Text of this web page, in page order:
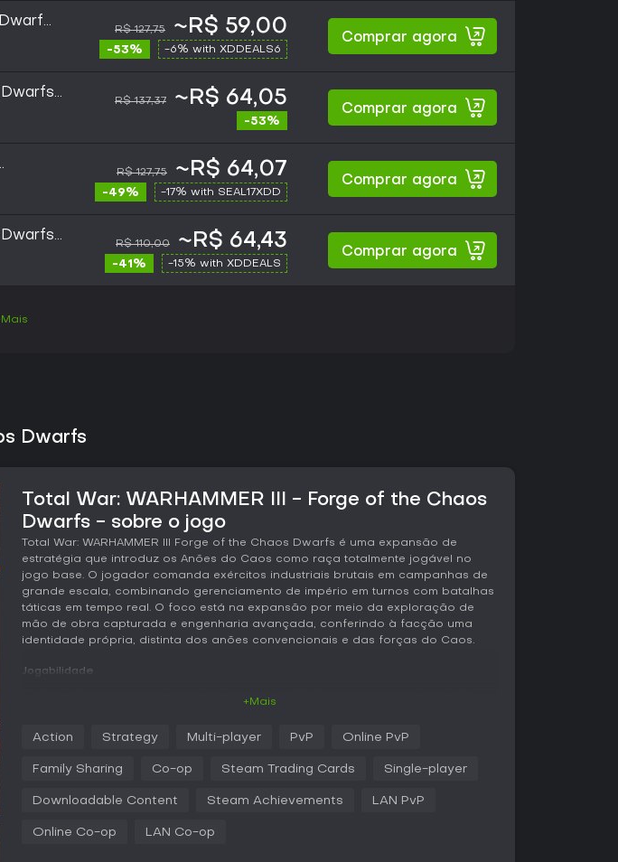
R$ 127,75 ~R$ 59,00
-53% -6% with XDDEALS6
Comprar agora
Dwarfs
R$ 137,37 ~R$ 64,05
-53%
Comprar agora
R$ 127,75 ~R$ 64,07
-49% -17% with SEAL17XDD
Comprar agora
Dwarfs
R$ 110,00 ~R$ 64,43
-41% -15% with XDDEALS
Comprar agora
Dwarfs
Total War: WARHAMMER III - Forge of the Chaos
Dwarfs - sobre o jogo
Total War: WARHAMMER III Forge of the Chaos Dwarfs é uma expansão de
estratégia que introduz os Anões do Caos como raça totalmente jogável no
jogo base. O jogador comanda exércitos industriais brutais em campanhas de
grande escala, combinando gerenciamento de império em turnos com batalhas
táticas em tempo real. O foco está na expansão por meio da exploração de
mão de obra capturada e engenharia avançada, conferindo à facção uma
identidade própria, distinta dos anões convencionais e das forças do Caos.
Jogabilidade
sistema Hell-Forge para aprimorar unidades e aumentar a capacidade dos
poderosa como os Morteiros Dreadquake e Canhões de Magma, além de
capazes de lançar cargas devastadoras no campo de batalha.
+Mais
Action Strategy Multi-player PvP Online PvP
Family Sharing Co-op Steam Trading Cards Single-player
Downloadable Content Steam Achievements LAN PvP
Online Co-op LAN Co-op